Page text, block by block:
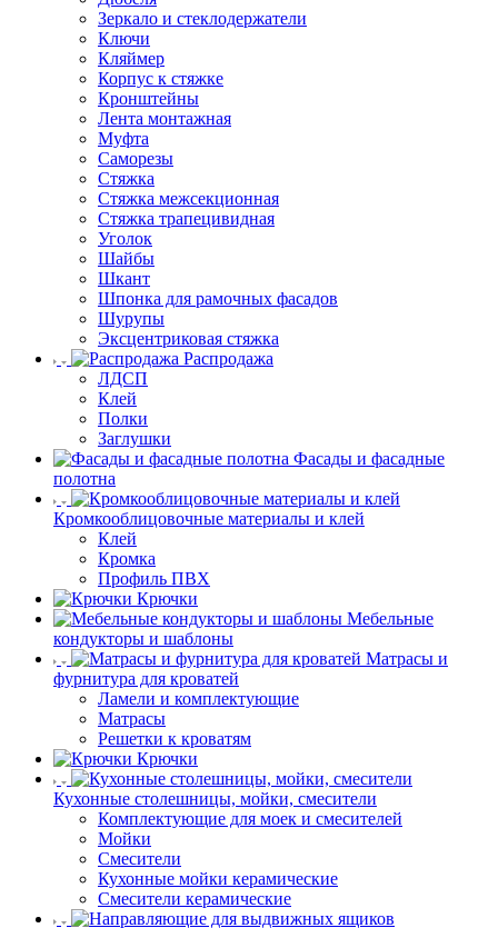
Зеркало и стеклодержатели
Ключи
Кляймер
Корпус к стяжке
Кронштейны
Лента монтажная
Муфта
Саморезы
Стяжка
Стяжка межсекционная
Стяжка трапецивидная
Уголок
Шайбы
Шкант
Шпонка для рамочных фасадов
Шурупы
Эксцентриковая стяжка
Распродажа
ЛДСП
Клей
Полки
Заглушки
Фасады и фасадные
полотна
Кромкооблицовочные материалы и клей
Клей
Кромка
Профиль ПВХ
Крючки
Мебельные
кондукторы и шаблоны
Матрасы и
фурнитура для кроватей
Ламели и комплектующие
Матрасы
Решетки к кроватям
Крючки
Кухонные столешницы, мойки, смесители
Комплектующие для моек и смесителей
Мойки
Смесители
Кухонные мойки керамические
Смесители керамические